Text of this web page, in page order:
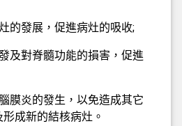
發展，促進病灶的吸收;
對脊髓功能的損害，促進
炎的發生，以免造成其它
成新的結核病灶。